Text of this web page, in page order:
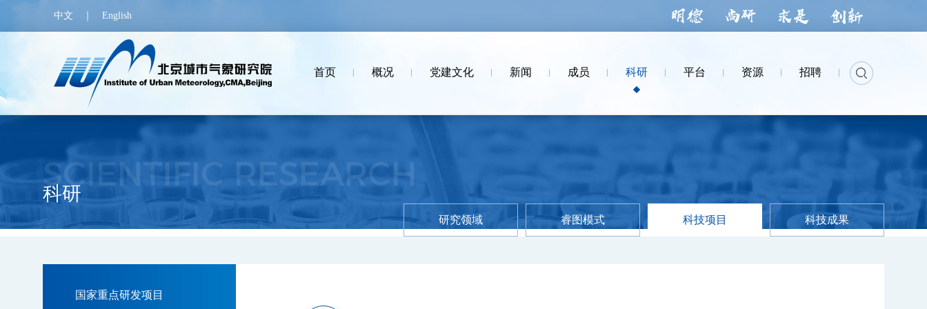
中文 English
首页 概况 党建文化 新闻 成员 科研 平台 资源 招聘
SCIENTIFIC RESEARCH
科研
研究领域 睿图模式 科技项目 科技成果
国家重点研发项目